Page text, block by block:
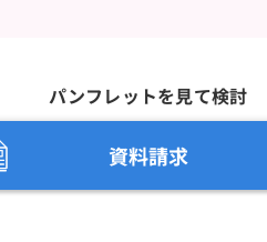
パンフレットを見て検討
資料請求